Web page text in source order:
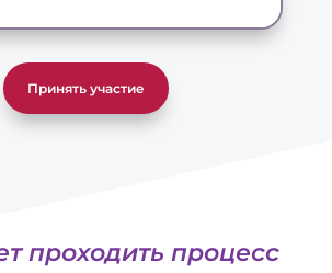
Принять участие
проходить процесс